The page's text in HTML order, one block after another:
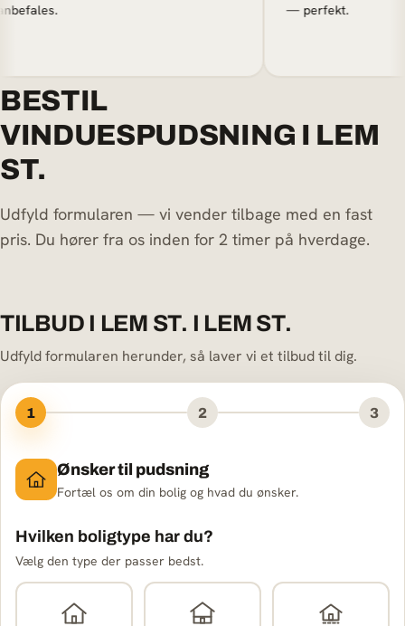
— perfekt.
BESTIL
VINDUESPUDSNING I LEM
ST.
Udfyld formularen — vi vender tilbage med en fast
pris. Du hører fra os inden for 2 timer på hverdage.
TILBUD I LEM ST. I LEM ST.
Udfyld formularen herunder, så laver vi et tilbud til dig.
1 2 3
Ønsker til pudsning
Fortæl os om din bolig og hvad du ønsker.
Hvilken boligtype har du?
Vælg den type der passer bedst.